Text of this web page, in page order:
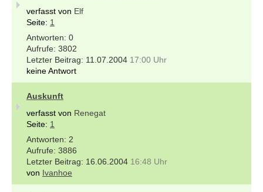
verfasst von Elf
Seite: 1
0
3802
11.07.2004 17:00 Uhr
keine Antwort
Auskunft
verfasst von Renegat
Seite: 1
2
3886
16.06.2004 16:48 Uhr
von Ivanhoe